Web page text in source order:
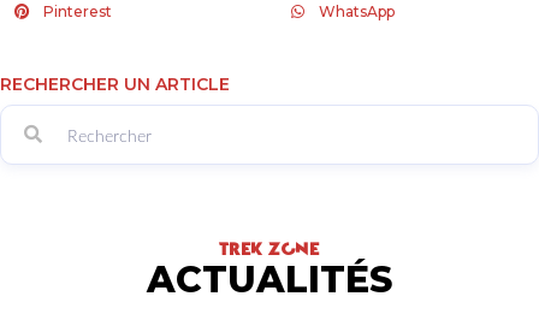
Pinterest WhatsApp
RECHERCHER UN ARTICLE
TREK ZONE
ACTUALITÉS